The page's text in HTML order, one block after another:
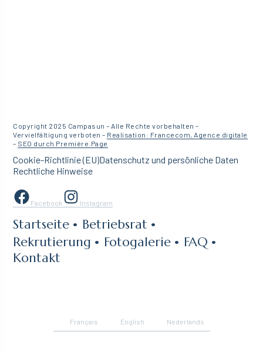
Copyright 2025 Campasun – Alle Rechte vorbehalten –
Vervielfältigung verboten – Realisation: Francecom, Agence digitale
– SEO durch Première.Page
Cookie-Richtlinie (EU)Datenschutz und persönliche Daten
Rechtliche Hinweise
Facebook Instagram
Startseite
Betriebsrat
Rekrutierung
Fotogalerie
FAQ
Kontakt
Français English Nederlands